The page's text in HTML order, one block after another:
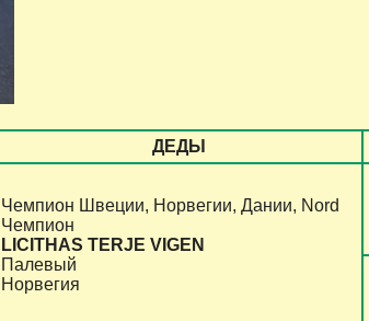
ДЕДЫ
Чемпион Швеции, Норвегии, Дании, Nord
Чемпион
LICITHAS TERJE VIGEN
Палевый
Норвегия